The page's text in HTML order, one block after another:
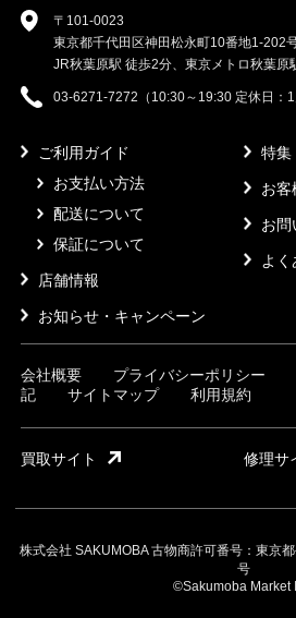
〒101-0023
東京都千代田区神田松永町10番地1-202
JR秋葉原駅 徒歩2分、東京メトロ秋葉原
03-6271-7272（10:30～19:30 定休日：1
ご利用ガイド
お支払い方法
配送について
保証について
店舗情報
お知らせ・キャンペーン
特集
お客
お問
よく
会社概要 プライバシーポリシー
記
サイトマップ 利用規約
買取サイト 修理サ
株式会社 SAKUMOBA 古物商許可番号：東京
号
©Sakumoba Market